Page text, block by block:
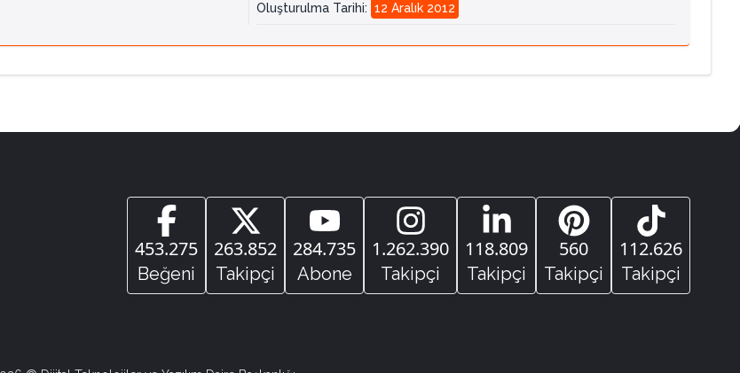
Oluşturulma Tarihi: 12 Aralık 2012
453.275
Beğeni
263.852
Takipçi
284.735
Abone
1.262.390
Takipçi
118.809
Takipçi
560
Takipçi
112.626
Takipçi